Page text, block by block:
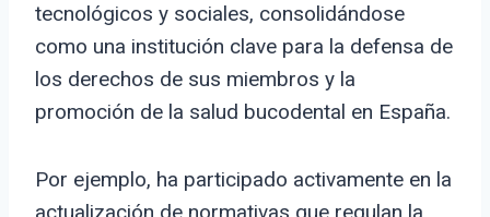
tecnológicos y sociales, consolidándose
como una institución clave para la defensa de
los derechos de sus miembros y la
promoción de la salud bucodental en España.
Por ejemplo, ha participado activamente en la